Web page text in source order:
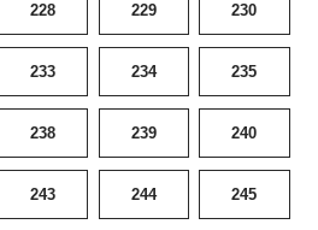
228 229 230
233 234 235
238 239 240
243 244 245